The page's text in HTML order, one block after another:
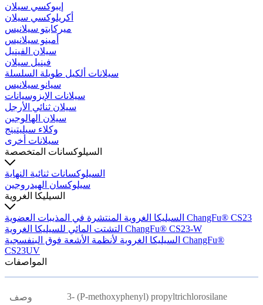
إيبوكسي سيلان
أكريلوكسي سيلان
ميركابتو سيلانيس
أمينو سيلانيس
سيلان الفينيل
فينيل سيلان
سيلانات ألكيل طويلة السلسلة
سيانو سيلانيس
سيلانات الإيزوسيانات
سيلان ثنائي الأرجل
سيلان الهالوجين
وكلاء سيليتينج
سيلانات أخرى
السيلوكسانات المتخصصة
السيلوكسانات ثنائية النهاية
سيلوكسان الهيدروجين
السيليكا الغروية
السيليكا الغروية المنتشرة في المذيبات العضوية ChangFu® CS23
التشتت المائي للسيليكا الغروية ChangFu® CS23-W
السيليكا الغروية لأنظمة الأشعة فوق البنفسجية ChangFu®
CS23UV
المواصفات
وصف 3- (P-methoxyphenyl) propyltrichlorosilane